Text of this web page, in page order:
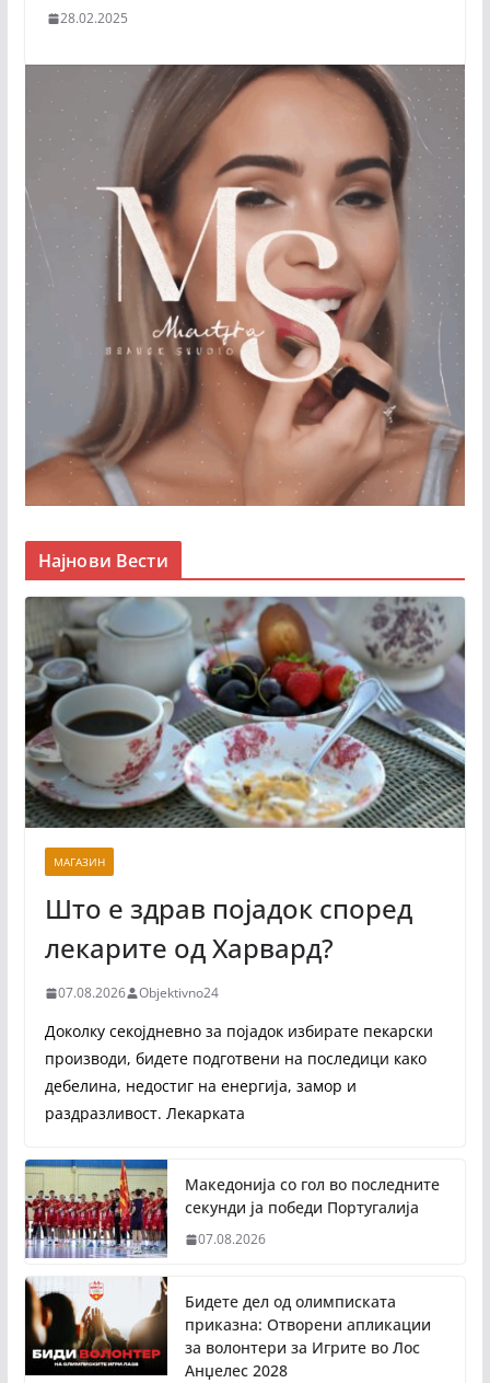
28.02.2025
Најнови Вести
МАГАЗИН
Што е здрав појадок според
лекарите од Харвард?
07.08.2026 Objektivno24
Доколку секојдневно за појадок избирате пекарски
производи, бидете подготвени на последици како
дебелина, недостиг на енергија, замор и
раздразливост. Лекарката
Македонија со гол во последните
секунди ја победи Португалија
07.08.2026
Бидете дел од олимписката
приказна: Отворени апликации
за волонтери за Игрите во Лос
Анџелес 2028